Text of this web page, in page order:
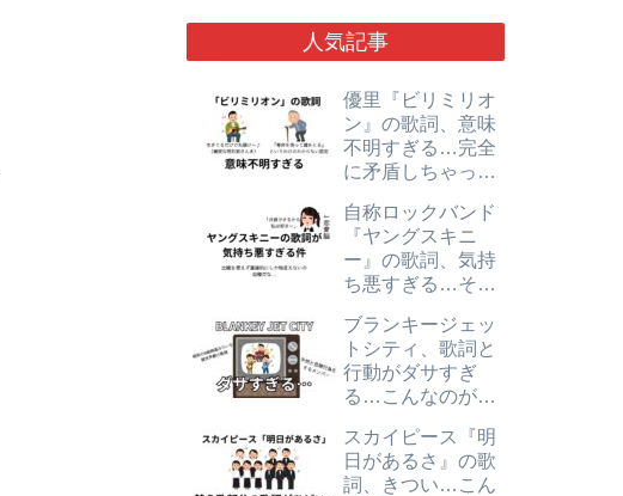
人気記事
優里『ビリミリオ
ン』の歌詞、意味
不明すぎる…完全
に矛盾しちゃって
す。
自称ロックバンド
『ヤングスキニ
ー』の歌詞、気持
ち悪すぎる…その
好んでる奴ら正気
か…？
ブランキージェッ
トシティ、歌詞と
行動がダサすぎ
る…こんなのが売
い。
スカイピース『明
日があるさ』の歌
詞、きつい…こん